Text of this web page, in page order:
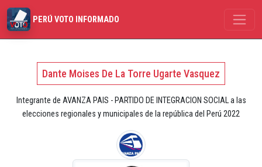
PERÚ VOTO INFORMADO
Dante Moises De La Torre Ugarte Vasquez
Integrante de AVANZA PAIS - PARTIDO DE INTEGRACION SOCIAL a las
elecciones regionales y municipales de la república del Perú 2022